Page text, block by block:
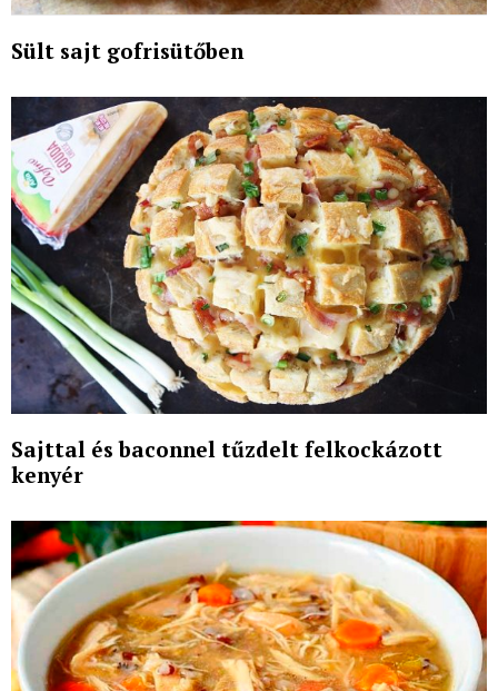
Sült sajt gofrisütőben
Sajttal és baconnel tűzdelt felkockázott
kenyér